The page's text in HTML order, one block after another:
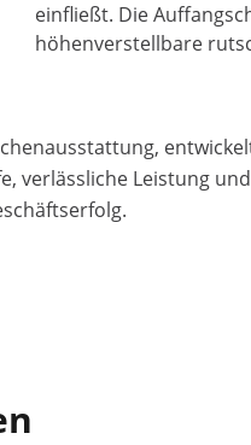
einfließt. Die
höhenverstellbare
verlässliche Leistung und